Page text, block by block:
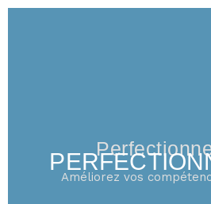
Améliorez vos